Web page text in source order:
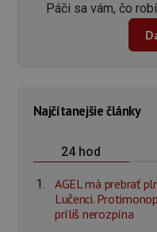
Páči sa vám, čo
Najčítanejšie články
24 hod
AGEL má prebrať
Lučenci.
príliš nerozpína